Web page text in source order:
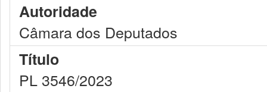
Autoridade
Câmara dos Deputados
Título
PL 3546/2023